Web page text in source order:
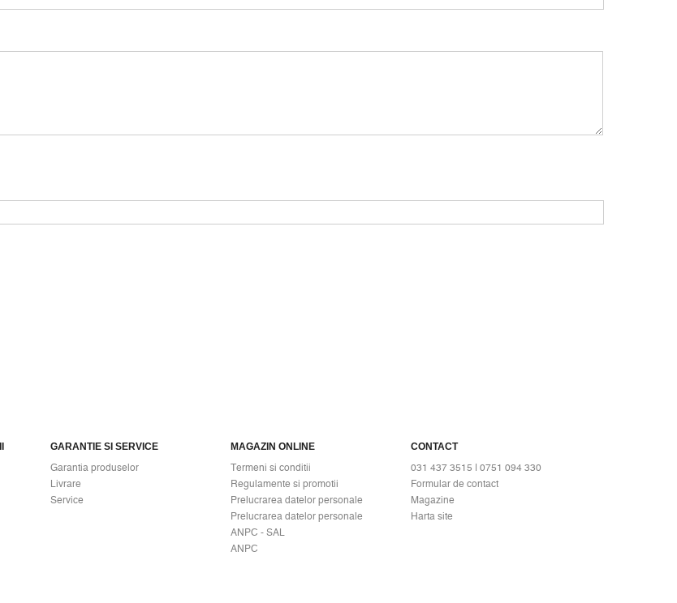
GARANTIE SI SERVICE
Garantia produselor
Livrare
Service
MAGAZIN ONLINE
Termeni si conditii
Regulamente si promotii
Prelucrarea datelor personale
Prelucrarea datelor personale
ANPC - SAL
ANPC
CONTACT
031 437 3515 | 0751 094 330
Formular de contact
Magazine
Harta site